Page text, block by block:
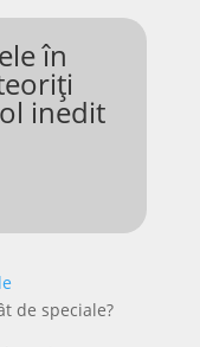
în
inedit
de speciale?